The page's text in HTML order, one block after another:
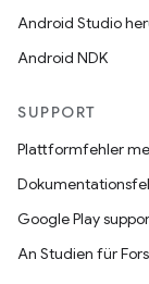
Android Studio
Android NDK
SUPPORT
Plattformfehler
Google Play
An Studien für